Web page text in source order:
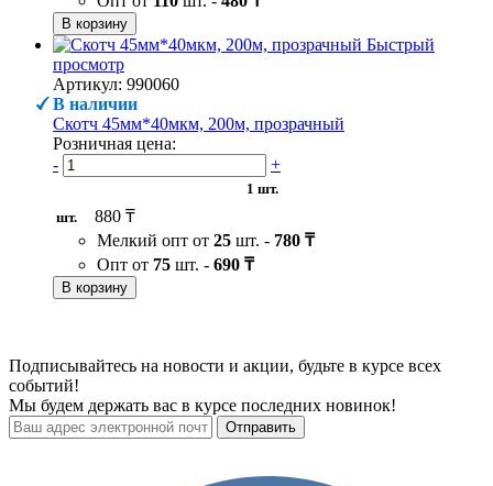
В корзину
Быстрый
просмотр
Артикул: 990060
В наличии
Скотч 45мм*40мкм, 200м, прозрачный
Розничная цена:
-
+
1 шт.
шт.
880 ₸
Мелкий опт от 25 шт. - 780 ₸
Опт от 75 шт. - 690 ₸
В корзину
Подписывайтесь на новости и акции, будьте в курсе всех
событий!
Мы будем держать вас в курсе последних новинок!